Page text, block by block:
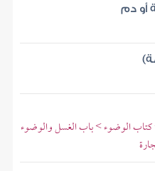
أو دم
الوضوء > باب الغسل والوضوء